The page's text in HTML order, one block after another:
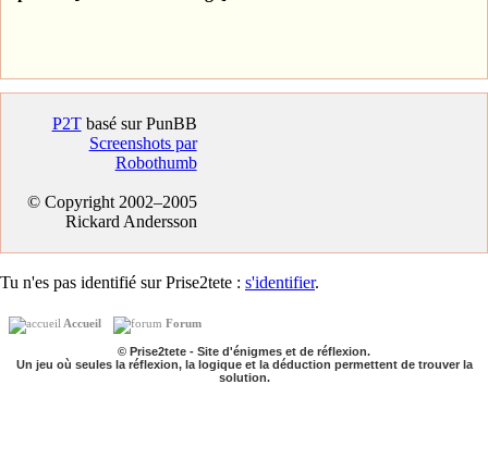
P2Tbasé sur PunBB
Screenshots par
Robothumb
© Copyright 2002–2005
Rickard Andersson
Tu n'es pas identifié sur Prise2tete : s'identifier.
Accueil Forum
© Prise2tete - Site d'énigmes et de réflexion.
Un jeu où seules la réflexion, la logique et la déduction permettent de trouver la
solution.